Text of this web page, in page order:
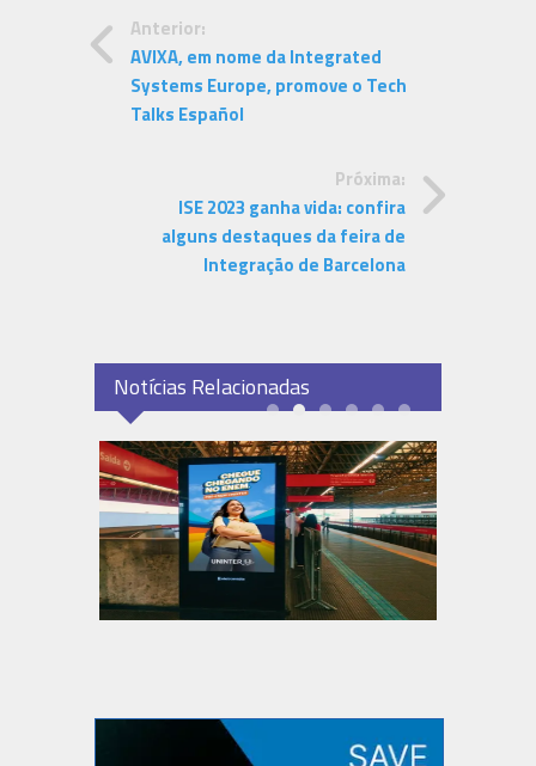
Anterior:
AVIXA, em nome da Integrated
Systems Europe, promove o Tech
Talks Español
Próxima:
ISE 2023 ganha vida: confira
alguns destaques da feira de
Integração de Barcelona
Notícias Relacionadas